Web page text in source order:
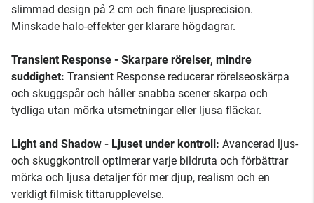
slimmad design på 2 cm och finare ljusprecision.
Minskade halo-effekter ger klarare högdagrar.
Transient Response - Skarpare rörelser, mindre
suddighet: Transient Response reducerar rörelseoskärpa
och skuggspår och håller snabba scener skarpa och
tydliga utan mörka utsmetningar eller ljusa fläckar.
Light and Shadow - Ljuset under kontroll: Avancerad ljus-
och skuggkontroll optimerar varje bildruta och förbättrar
mörka och ljusa detaljer för mer djup, realism och en
verkligt filmisk tittarupplevelse.